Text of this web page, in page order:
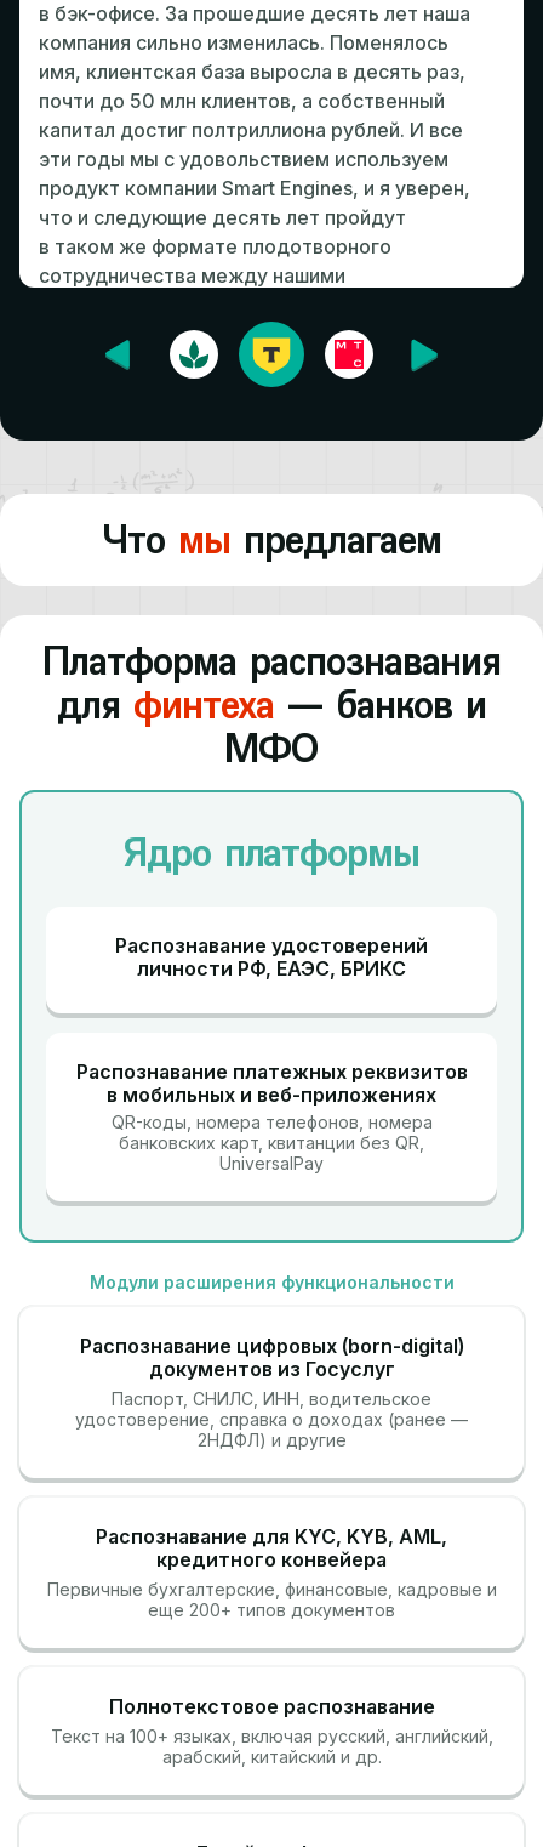
в бэк-офисе. За прошедшие десять лет наша
компания сильно изменилась. Поменялось
имя, клиентская база выросла в десять раз,
почти до 50 млн клиентов, а собственный
капитал достиг полтриллиона рублей. И все
эти годы мы с удовольствием используем
продукт компании Smart Engines, и я уверен,
что и следующие десять лет пройдут
в таком же формате плодотворного
сотрудничества между нашими
вас с десятилетием!
Что мы предлагаем
Платформа распознавания
для финтеха— банков и
МФО
Модули расширения функциональности
Распознавание цифровых (born-digital)
документов из Госуслуг
Паспорт, СНИЛС, ИНН, водительское
удостоверение, справка о доходах (ранее —
2НДФЛ) и другие
Распознавание для KYC, KYB, AML,
кредитного конвейера
Первичные бухгалтерские, финансовые, кадровые и
еще 200+ типов документов
Полнотекстовое распознавание
Текст на 100+ языках, включая русский, английский,
арабский, китайский и др.
Ядро платформы
Распознавание удостоверений
личности РФ, ЕАЭС, БРИКС
Распознавание платежных реквизитов
в мобильных и веб-приложениях
QR-коды, номера телефонов, номера
банковских карт, квитанции без QR,
UniversalPay